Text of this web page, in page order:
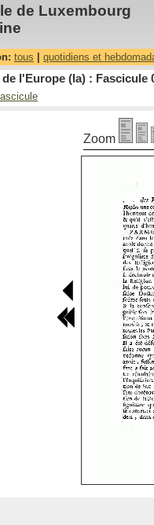
de Luxembourg
tous quotidiens et
l'Europe (la) : Fascicule
Zoom